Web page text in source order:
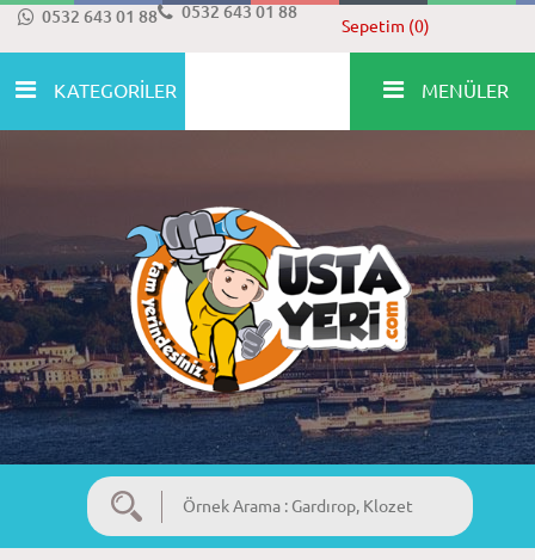
0532 643 01 88 0532 643 01 88
Sepetim (0)
KATEGORİLER MENÜLER